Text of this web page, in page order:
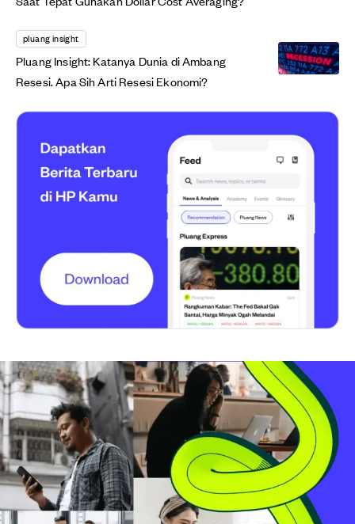
pluang insight
Pluang Insight: Katanya Dunia di Ambang
Resesi. Apa Sih Arti Resesi Ekonomi?